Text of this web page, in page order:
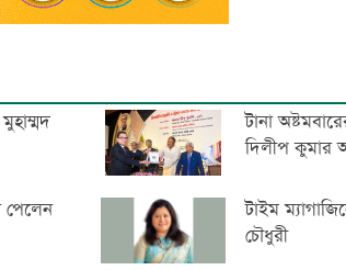
টানা
দিলীপ কুমার
পেলেন
টাইম
চৌধুরী